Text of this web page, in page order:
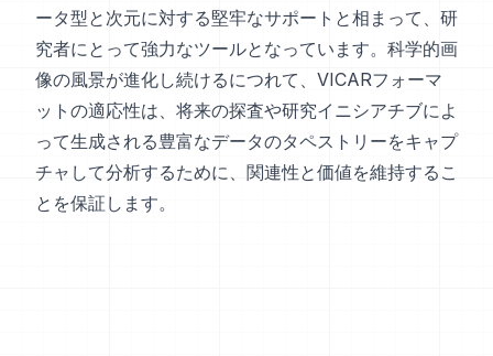
ータ型と次元に対する堅牢なサポートと相まって、研
究者にとって強力なツールとなっています。科学的画
像の風景が進化し続けるにつれて、VICARフォーマ
ットの適応性は、将来の探査や研究イニシアチブによ
って生成される豊富なデータのタペストリーをキャプ
チャして分析するために、関連性と価値を維持するこ
とを保証します。